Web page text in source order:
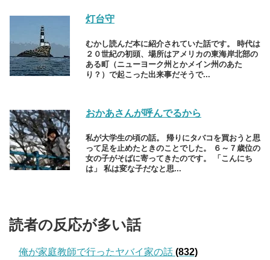
灯台守
むかし読んだ本に紹介されていた話です。 時代は
２０世紀の初頭、場所はアメリカの東海岸北部の
ある町（ニューヨーク州とかメイン州のあた
り？）で起こった出来事だそうで...
おかあさんが呼んでるから
私が大学生の頃の話。 帰りにタバコを買おうと思
って足を止めたときのことでした。 ６～７歳位の
女の子がそばに寄ってきたのです。 「こんにち
は」 私は変な子だなと思...
読者の反応が多い話
俺が家庭教師で行ったヤバイ家の話 (832)